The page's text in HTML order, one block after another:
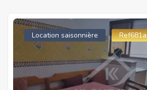
Location saisonnière Ref681a